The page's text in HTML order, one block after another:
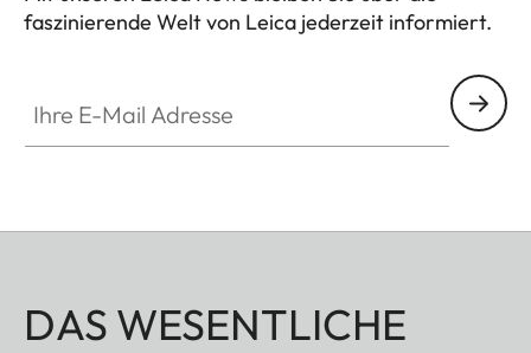
faszinierende Welt von Leica jederzeit informiert.
DAS WESENTLICHE